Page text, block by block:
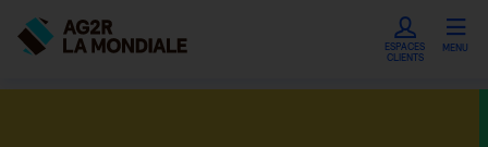
ESPACES
CLIENTS
MENU